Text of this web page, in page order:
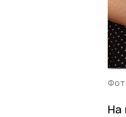
На